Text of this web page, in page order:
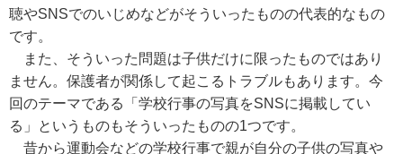
聴やSNSでのいじめなどがそういったものの代表的なもの
です。
また、そういった問題は子供だけに限ったものではあり
ません。保護者が関係して起こるトラブルもあります。今
回のテーマである「学校行事の写真をSNSに掲載してい
る」というものもそういったものの1つです。
昔から運動会などの学校行事で親が自分の子供の写真や